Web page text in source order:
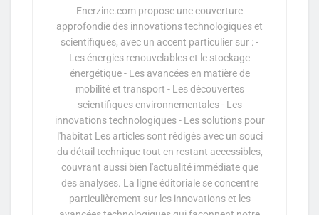
Enerzine.com propose une couverture
approfondie des innovations technologiques et
scientifiques, avec un accent particulier sur : -
Les énergies renouvelables et le stockage
énergétique - Les avancées en matière de
mobilité et transport - Les découvertes
scientifiques environnementales - Les
innovations technologiques - Les solutions pour
l'habitat Les articles sont rédigés avec un souci
du détail technique tout en restant accessibles,
couvrant aussi bien l'actualité immédiate que
des analyses. La ligne éditoriale se concentre
particulièrement sur les innovations et les